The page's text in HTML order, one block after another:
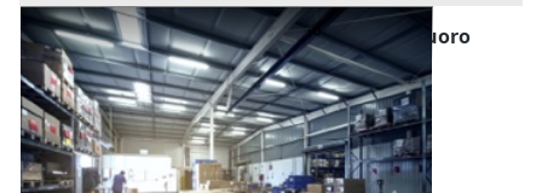
Magazzini e Locali di Deposito all'asta a Nuoro
Tortolì (Nuoro)
Offerta minima
59.913 €
Codice asta:BM9424580702
Asta chiusa